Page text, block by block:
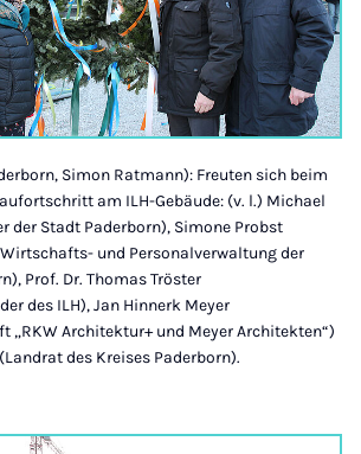
Simon Ratmann): Freuten sich beim
am ILH-Gebäude: (v. l.) Michael
der Stadt Paderborn), Simone Probst
und Personalverwaltung der
Prof. Dr. Thomas Tröster
des ILH), Jan Hinnerk Meyer
„RKW Architektur+ und Meyer Architekten“)
des Kreises Paderborn).